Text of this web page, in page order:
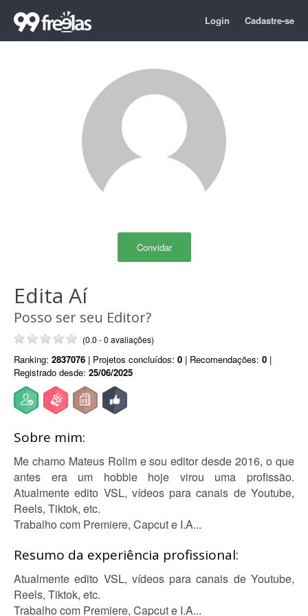
Login Cadastre-se
Convidar
Edita Aí
Posso ser seu Editor?
(0.0 - 0 avaliações)
Ranking: 2837076 | Projetos concluídos: 0 | Recomendações: 0 |
Registrado desde: 25/06/2025
Sobre mim:
Me chamo Mateus Rolim e sou editor desde 2016, o que
antes era um hobbie hoje virou uma profissão.
Atualmente edito VSL, vídeos para canais de Youtube,
Reels, Tiktok, etc.
Trabalho com Premiere, Capcut e I.A...
Resumo da experiência profissional:
Atualmente edito VSL, vídeos para canais de Youtube,
Reels, Tiktok, etc.
Trabalho com Premiere, Capcut e I.A...